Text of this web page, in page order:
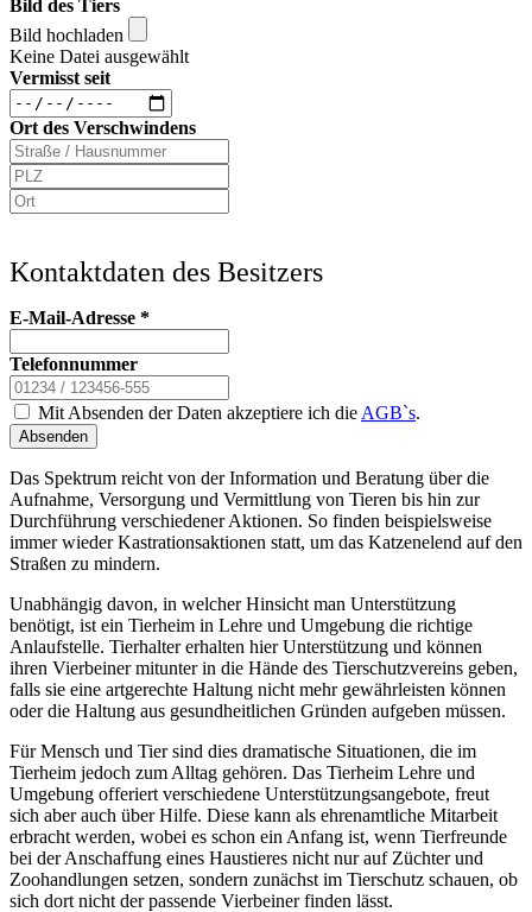
Bild des Tiers
Bild hochladen
Keine Datei ausgewählt
Vermisst seit
Ort des Verschwindens
Kontaktdaten des Besitzers
E-Mail-Adresse *
Telefonnummer
Mit Absenden der Daten akzeptiere ich die AGB`s.
Absenden
Das Spektrum reicht von der Information und Beratung über die
Aufnahme, Versorgung und Vermittlung von Tieren bis hin zur
Durchführung verschiedener Aktionen. So finden beispielsweise
immer wieder Kastrationsaktionen statt, um das Katzenelend auf den
Straßen zu mindern.
Unabhängig davon, in welcher Hinsicht man Unterstützung
benötigt, ist ein Tierheim in Lehre und Umgebung die richtige
Anlaufstelle. Tierhalter erhalten hier Unterstützung und können
ihren Vierbeiner mitunter in die Hände des Tierschutzvereins geben,
falls sie eine artgerechte Haltung nicht mehr gewährleisten können
oder die Haltung aus gesundheitlichen Gründen aufgeben müssen.
Für Mensch und Tier sind dies dramatische Situationen, die im
Tierheim jedoch zum Alltag gehören. Das Tierheim Lehre und
Umgebung offeriert verschiedene Unterstützungsangebote, freut
sich aber auch über Hilfe. Diese kann als ehrenamtliche Mitarbeit
erbracht werden, wobei es schon ein Anfang ist, wenn Tierfreunde
bei der Anschaffung eines Haustieres nicht nur auf Züchter und
Zoohandlungen setzen, sondern zunächst im Tierschutz schauen, ob
sich dort nicht der passende Vierbeiner finden lässt.